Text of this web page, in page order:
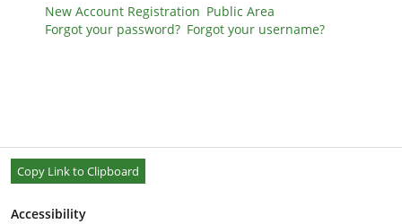
New Account Registration Public Area
Forgot your password? Forgot your username?
Copy Link to Clipboard
Accessibility